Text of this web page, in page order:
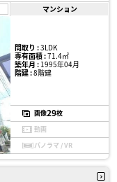
マンション
間取り :3LDK
専有面積 :71.4㎡
築年月 :1995年04月
階建 :8階建
画像29枚
動画
パノラマ / VR